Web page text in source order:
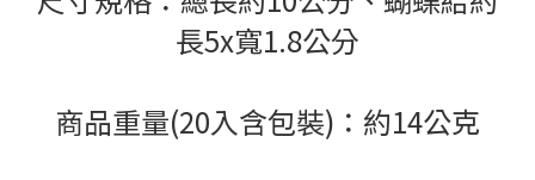
長5x寬1.8公分
商品重量(20入含包裝)： 約14公克